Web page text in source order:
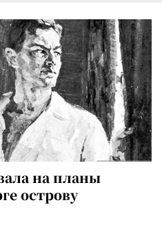
на планы
острову